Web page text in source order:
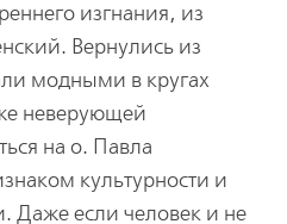
изгнания, из
Вернулись из
модными в кругах
неверующей
на о. Павла
культурности и
Даже если человек и не